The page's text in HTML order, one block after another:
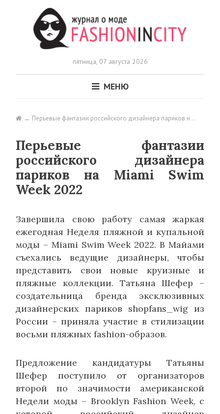
пятница,07 августа 2026
МЕНЮ
Перьевые фантазии российского дизайнера париков н…
Перьевые фантазии
российского дизайнера
париков на Miami Swim
Week 2022
Завершила свою работу самая жаркая
ежегодная Неделя пляжной и купальной
моды – Miami Swim Week 2022. В Майами
съехались ведущие дизайнеры, чтобы
представить свои новые круизные и
пляжные коллекции. Татьяна Шефер –
создательница бренда эксклюзивных
дизайнерских париков shopfans_wig из
России – приняла участие в стилизации
восьми пляжных fashion-образов.
Предложение кандидатуры Татьяны
Шефер поступило от организаторов
второй по значимости американской
Недели моды – Brooklyn Fashion Week, с